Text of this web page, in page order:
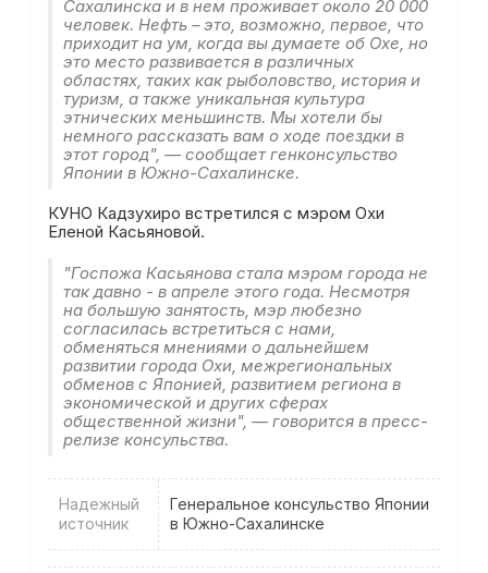
Сахалинска и в нем проживает около 20 000
человек. Нефть – это, возможно, первое, что
приходит на ум, когда вы думаете об Охе, но
это место развивается в различных
областях, таких как рыболовство, история и
туризм, а также уникальная культура
этнических меньшинств. Мы хотели бы
немного рассказать вам о ходе поездки в
этот город", — сообщает генконсульство
Японии в Южно-Сахалинске.
КУНО Кадзухиро встретился с мэром Охи
Еленой Касьяновой.
"Госпожа Касьянова стала мэром города не
так давно - в апреле этого года. Несмотря
на большую занятость, мэр любезно
согласилась встретиться с нами,
обменяться мнениями о дальнейшем
развитии города Охи, межрегиональных
обменов с Японией, развитием региона в
экономической и других сферах
общественной жизни", — говорится в пресс-
релизе консульства.
Надежный
источник
Генеральное консульство Японии
в Южно-Сахалинске